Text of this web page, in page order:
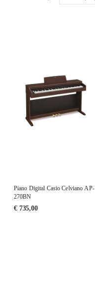
Piano Digital Casio Celviano AP-
270BN
€735,00